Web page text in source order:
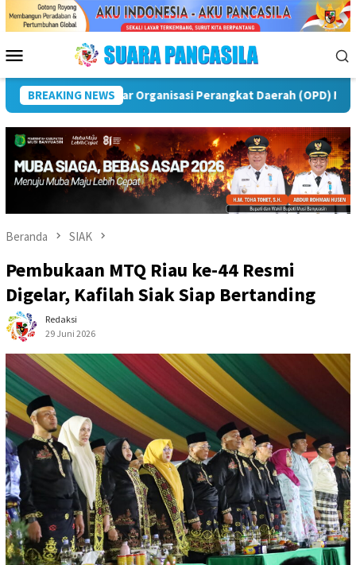
Menu
Mobile
BREAKING NEWS
Puncak Peringatan IPeKB Ke-19, Plt Bupati Rejang
Beranda SIAK
Pembukaan MTQ Riau ke-44 Resmi
Digelar, Kafilah Siak Siap Bertanding
Redaksi
29 Juni 2026